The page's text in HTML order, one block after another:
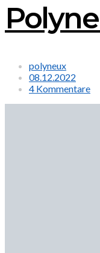
polyneux
08.12.2022
4 Kommentare